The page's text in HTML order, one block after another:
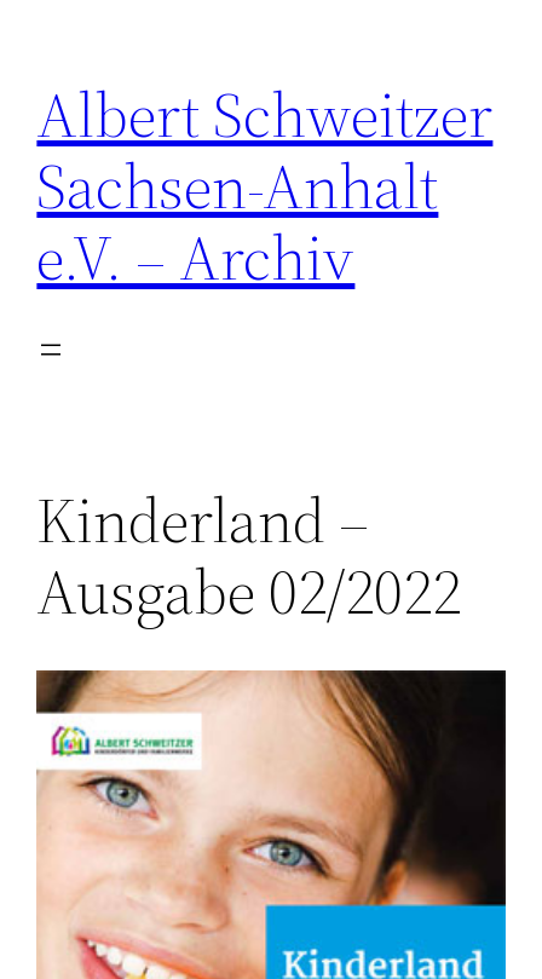
springen
Albert Schweitzer
Sachsen-Anhalt
e.V. – Archiv
Kinderland –
Ausgabe 02/2022